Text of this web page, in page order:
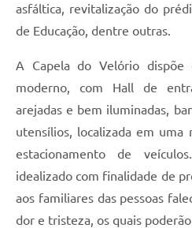
asfáltica, revitalização do
de Educação, dentre outras.
A Capela do Velório dispõe
moderno, com Hall de
arejadas e bem iluminadas,
utensílios, localizada em uma
estacionamento de
idealizado com finalidade de
aos familiares das pessoas
dor e tristeza, os quais